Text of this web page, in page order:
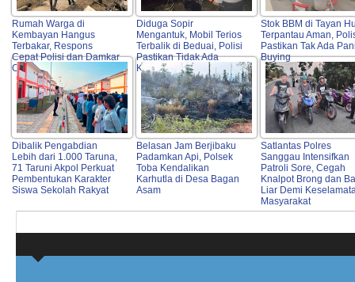
Rumah Warga di
Kembayan Hangus
Terbakar, Respons
Cepat Polisi dan Damkar
Cegah Api Meluas
Diduga Sopir
Mengantuk, Mobil Terios
Terbalik di Beduai, Polisi
Pastikan Tidak Ada
Korban Jiwa
Stok BBM di Tayan
Terpantau Aman,
Pastikan Tak Ada
Buying
Dibalik Pengabdian
Lebih dari 1.000 Taruna,
71 Taruni Akpol Perkuat
Pembentukan Karakter
Siswa Sekolah Rakyat
Belasan Jam Berjibaku
Padamkan Api, Polsek
Toba Kendalikan
Karhutla di Desa Bagan
Asam
Satlantas Polres
Sanggau Intensifkan
Patroli Sore, Cegah
Knalpot Brong dan
Liar Demi
Masyarakat